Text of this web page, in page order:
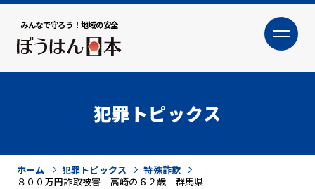
みんなで守ろう！地域の安全
大
犯罪トピックス
ホーム 犯罪トピックス
特殊詐欺
８００万円詐取被害 高崎の６２歳 群馬県